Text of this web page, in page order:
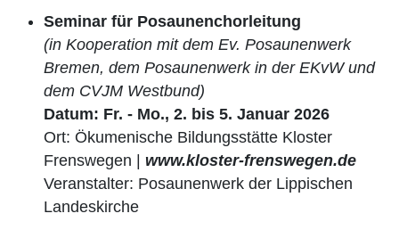
Seminar für Posaunenchorleitung
(in Kooperation mit dem Ev. Posaunenwerk
Bremen, dem Posaunenwerk in der EKvW und
dem CVJM Westbund)
Datum: Fr. - Mo., 2. bis 5. Januar 2026
Ort: Ökumenische Bildungsstätte Kloster
Frenswegen | www.kloster-frenswegen.de
Veranstalter: Posaunenwerk der Lippischen
Landeskirche